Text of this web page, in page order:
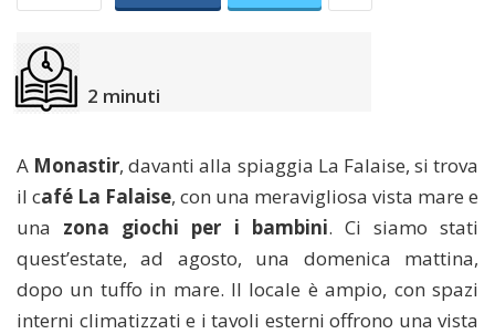
2 minuti
A Monastir, davanti alla spiaggia La Falaise, si trova
il café La Falaise, con una meravigliosa vista mare e
una zona giochi per i bambini. Ci siamo stati
quest’estate, ad agosto, una domenica mattina,
dopo un tuffo in mare. Il locale è ampio, con spazi
interni climatizzati e i tavoli esterni offrono una vista